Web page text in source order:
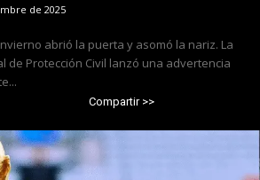
de 2025
abrió la puerta y asomó la nariz. La
de Protección Civil lanzó una advertencia
Compartir >>